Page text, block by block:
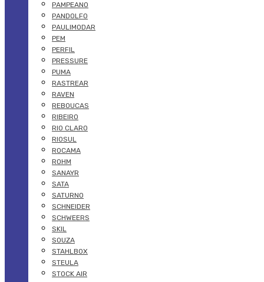
PAMPEANO
PANDOLFO
PAULIMODAR
PEM
PERFIL
PRESSURE
PUMA
RASTREAR
RAVEN
REBOUCAS
RIBEIRO
RIO CLARO
RIOSUL
ROCAMA
ROHM
SANAYR
SATA
SATURNO
SCHNEIDER
SCHWEERS
SKIL
SOUZA
STAHLBOX
STEULA
STOCK AIR